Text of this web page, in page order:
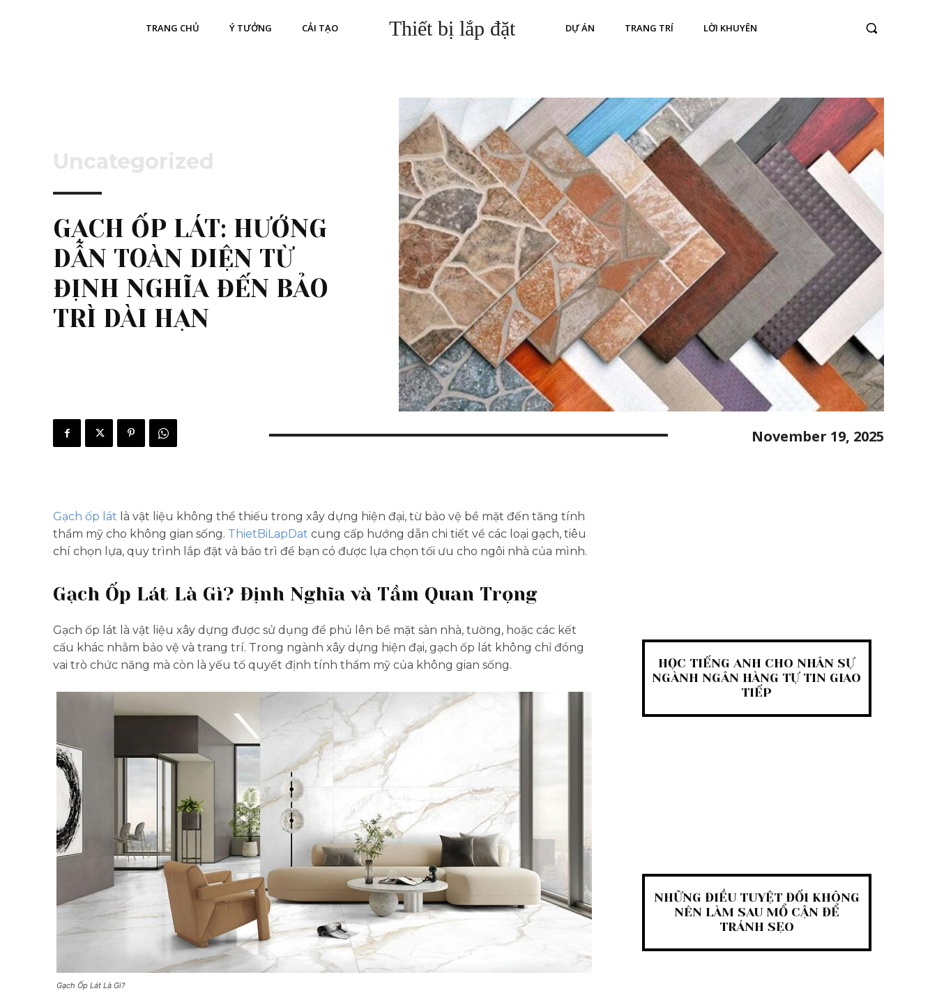
TRANG CHỦ Ý TƯỞNG CẢI TẠO Thiết bị lắp đặt DỰ ÁN TRANG TRÍ LỜI KHUYÊN
Uncategorized
GẠCH ỐP LÁT: HƯỚNG
DẪN TOÀN DIỆN TỪ
ĐỊNH NGHĨA ĐẾN BẢO
TRÌ DÀI HẠN
November 19, 2025
Gạch ốp lát là vật liệu không thể thiếu trong xây dựng hiện đại, từ bảo vệ bề mặt đến tăng tính
thẩm mỹ cho không gian sống. ThietBiLapDat cung cấp hướng dẫn chi tiết về các loại gạch, tiêu
chí chọn lựa, quy trình lắp đặt và bảo trì để bạn có được lựa chọn tối ưu cho ngôi nhà của mình.
Gạch Ốp Lát Là Gì? Định Nghĩa và Tầm Quan Trọng
Gạch ốp lát là vật liệu xây dựng được sử dụng để phủ lên bề mặt sàn nhà, tường, hoặc các kết
cấu khác nhằm bảo vệ và trang trí. Trong ngành xây dựng hiện đại, gạch ốp lát không chỉ đóng
vai trò chức năng mà còn là yếu tố quyết định tính thẩm mỹ của không gian sống.
Gạch Ốp Lát Là Gì?
HỌC TIẾNG ANH CHO NHÂN SỰ
NGÀNH NGÂN HÀNG TỰ TIN GIAO
TIẾP
NHỮNG ĐIỀU TUYỆT ĐỐI KHÔNG
NÊN LÀM SAU MỔ CẬN ĐỂ
TRÁNH SẸO